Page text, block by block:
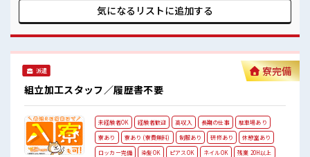
カラーもOKなのはウレシイPoint☆ 未経験でも分かるように
上司が熱意をもってサポートしてくれます♪ 周囲にはコンビ
気になるリストに追加する
派遣
組立加工スタッフ／履歴書不要
寮完備
未経験者OK 経験者歓迎 高収入 長期の仕事
駐車場あり
寮あり
寮あり (寮費無料) 制服あり 研修あり
休憩室あり
ロッカー完備
染髪OK ピアスOK ネイルOK
残業 20H以上